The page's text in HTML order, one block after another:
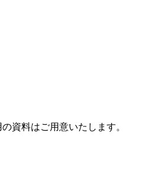
資料はご用意いたします。